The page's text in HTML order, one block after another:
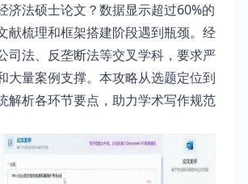
济法硕士论文？数据显示超过60%的
献梳理和框架搭建阶段遇到瓶颈。经
司法、反垄断法等交叉学科，要求严
大量案例支撑。本攻略从选题定位到
解析各环节要点，助力学术写作规范